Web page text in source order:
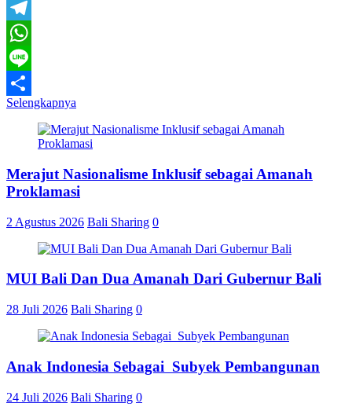
Email
Telegram
WhatsApp
Line
Share
Selengkapnya
Merajut Nasionalisme Inklusif sebagai Amanah
Proklamasi
2 Agustus 2026 Bali Sharing 0
MUI Bali Dan Dua Amanah Dari Gubernur Bali
28 Juli 2026 Bali Sharing 0
Anak Indonesia Sebagai Subyek Pembangunan
24 Juli 2026 Bali Sharing 0